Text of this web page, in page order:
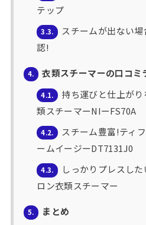
テップ
3.3.
スチームが出ない
認!
4. 衣類スチーマーの口コミ
4.1.
持ち運びと仕上が
類スチーマーNIーFS70A
4.2.
スチーム豊富!ティ
ームイージーDT7131J0
4.3.
しっかりプレスし
ロン衣類スチーマー
5. まとめ